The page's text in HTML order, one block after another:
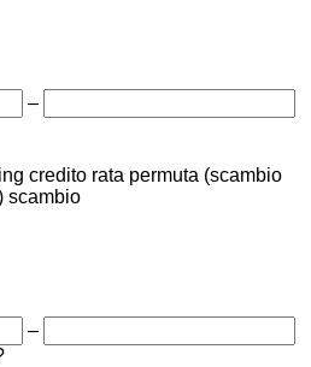
–
credito rata permuta (scambio
scambio
–